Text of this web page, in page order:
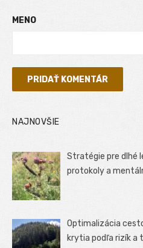
MENO
NAJNOVŠIE
Stratégie pre dlhé
protokoly a
Optimalizácia
krytia podľa rizík a